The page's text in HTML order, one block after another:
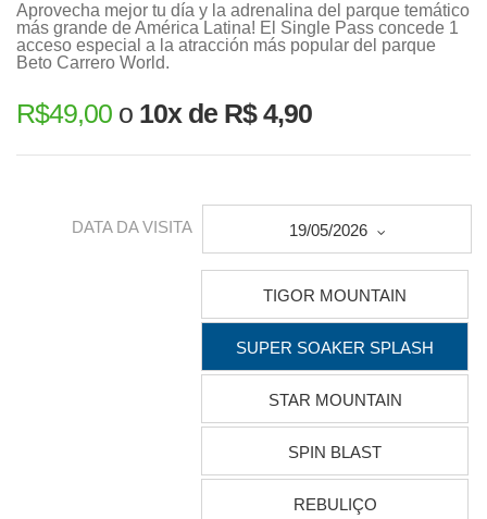
Aprovecha mejor tu día y la adrenalina del parque temático
más grande de América Latina! El Single Pass concede 1
acceso especial a la atracción más popular del parque
Beto Carrero World.
R$49,00 o 10x de R$ 4,90
DATA DA VISITA 19/05/2026
TIGOR MOUNTAIN
SUPER SOAKER SPLASH
STAR MOUNTAIN
SPIN BLAST
REBULIÇO